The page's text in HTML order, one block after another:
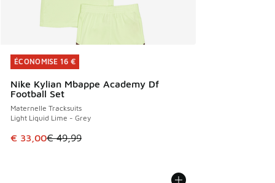
ÉCONOMISE 16 €
Nike Kylian Mbappe Academy Df
Football Set
Maternelle Tracksuits
Light Liquid Lime - Grey
Cet article est en promotion. Prix en baisse de € 49,99 à
€ 33,00€ 49,99
ÉCONOMISE 16 €